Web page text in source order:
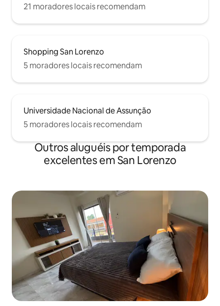
21 moradores locais recomendam
Shopping San Lorenzo
5 moradores locais recomendam
Universidade Nacional de Assunção
5 moradores locais recomendam
Outros aluguéis por temporada
excelentes em San Lorenzo